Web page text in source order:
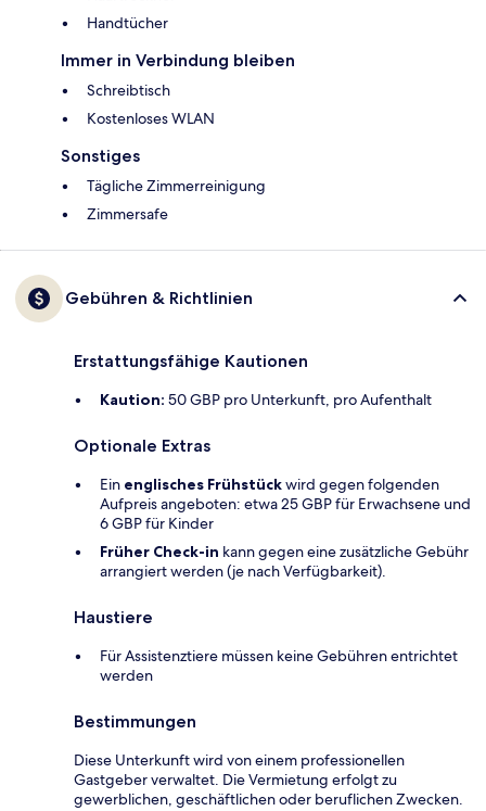
Handtücher
Immer in Verbindung bleiben
Schreibtisch
Kostenloses WLAN
Sonstiges
Tägliche Zimmerreinigung
Zimmersafe
Gebühren & Richtlinien
Erstattungsfähige Kautionen
Kaution: 50 GBP pro Unterkunft, pro Aufenthalt
Optionale Extras
Ein englisches Frühstückwird gegen folgenden
Aufpreis angeboten: etwa 25 GBP für Erwachsene und
6 GBP für Kinder
Früher Check-in kann gegen eine zusätzliche Gebühr
arrangiert werden (je nach Verfügbarkeit).
Haustiere
Für Assistenztiere müssen keine Gebühren entrichtet
werden
Bestimmungen
Diese Unterkunft wird von einem professionellen
Gastgeber verwaltet. Die Vermietung erfolgt zu
gewerblichen, geschäftlichen oder beruflichen Zwecken.